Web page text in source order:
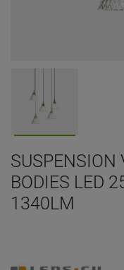
SUSPENSION
BODIES LED
1340LM